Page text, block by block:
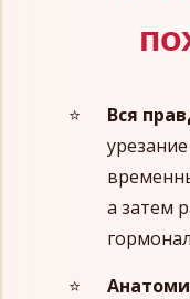
Вся
а затем